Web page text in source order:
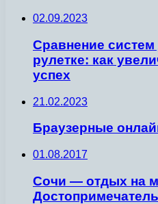
02.09.2023
Сравнение
рулетке: как
успех
21.02.2023
Браузерные
01.08.2017
Сочи — отдых на